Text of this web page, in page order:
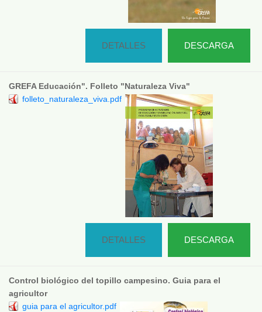
DESCARGA
DETALLES
GREFA Educación". Folleto "Naturaleza Viva"
folleto_naturaleza_viva.pdf
DESCARGA
DETALLES
Control biológico del topillo campesino. Guia para el
agricultor
guia para el agricultor.pdf